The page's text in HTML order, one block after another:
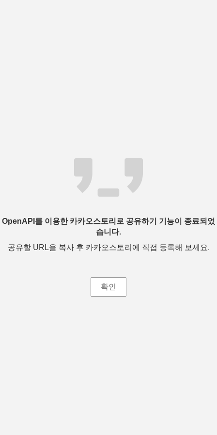
OpenAPI를 이용한 카카오스토리로 공유하기 기능이 종료되었
습니다.
공유할 URL을 복사 후 카카오스토리에 직접 등록해 보세요.
확인